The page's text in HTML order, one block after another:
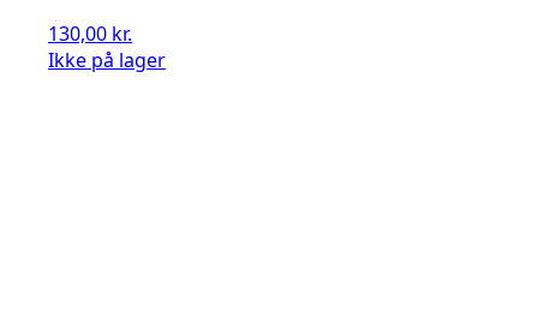
130,00 kr.
Ikke på lager